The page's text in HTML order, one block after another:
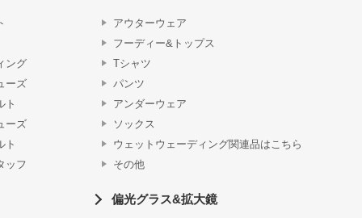
ング
ーズ
ト
ーズ
ト
ッフ
アウターウェア
フーディー&トップス
Tシャツ
パンツ
アンダーウェア
ソックス
ウェットウェーディング関連品はこちら
その他
偏光グラス&拡大鏡